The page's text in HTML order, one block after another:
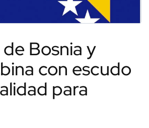
Bosnia y
con escudo
para